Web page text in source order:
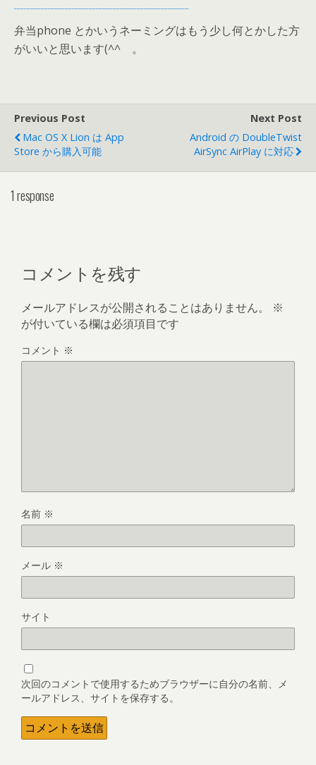
弁当phone とかいうネーミングはもう少し何とかした方
がいいと思います(^^ゞ。
Previous Post
Mac OS X Lion は App
Store から購入可能
Next Post
Android の DoubleTwist
AirSync AirPlay に対応
1 response
コメントを残す
メールアドレスが公開されることはありません。
※
が付いている欄は必須項目です
コメント ※
名前 ※
メール ※
サイト
次回のコメントで使用するためブラウザーに自分の名前、メ
ールアドレス、サイトを保存する。